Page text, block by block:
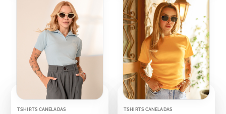
TSHIRTS CANELADAS TSHIRTS CANELADAS